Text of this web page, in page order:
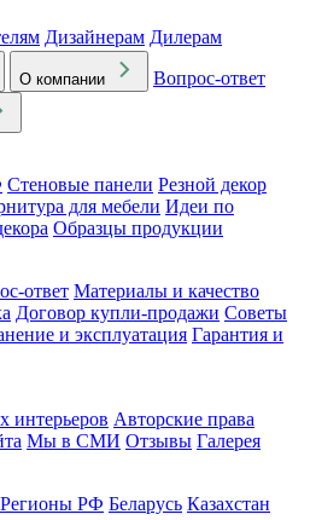
Дизайнерам Дилерам
О компании
Вопрос-ответ
Стеновые панели Резной декор
для мебели Идеи по
Образцы продукции
ответ Материалы и качество
Договор купли-продажи Советы
и эксплуатация Гарантия и
интерьеров Авторские права
Мы в СМИ Отзывы Галерея
Регионы РФ Беларусь Казахстан